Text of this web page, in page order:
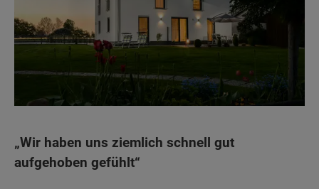
„Wir haben uns ziemlich schnell gut
aufgehoben gefühlt“